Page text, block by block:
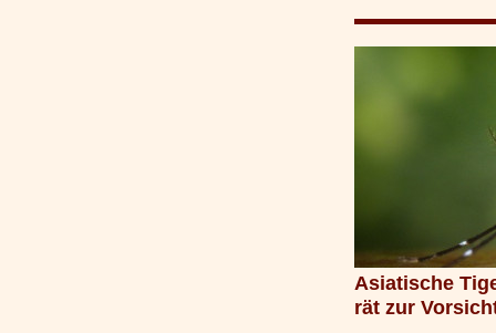
Asiatische
rät zur